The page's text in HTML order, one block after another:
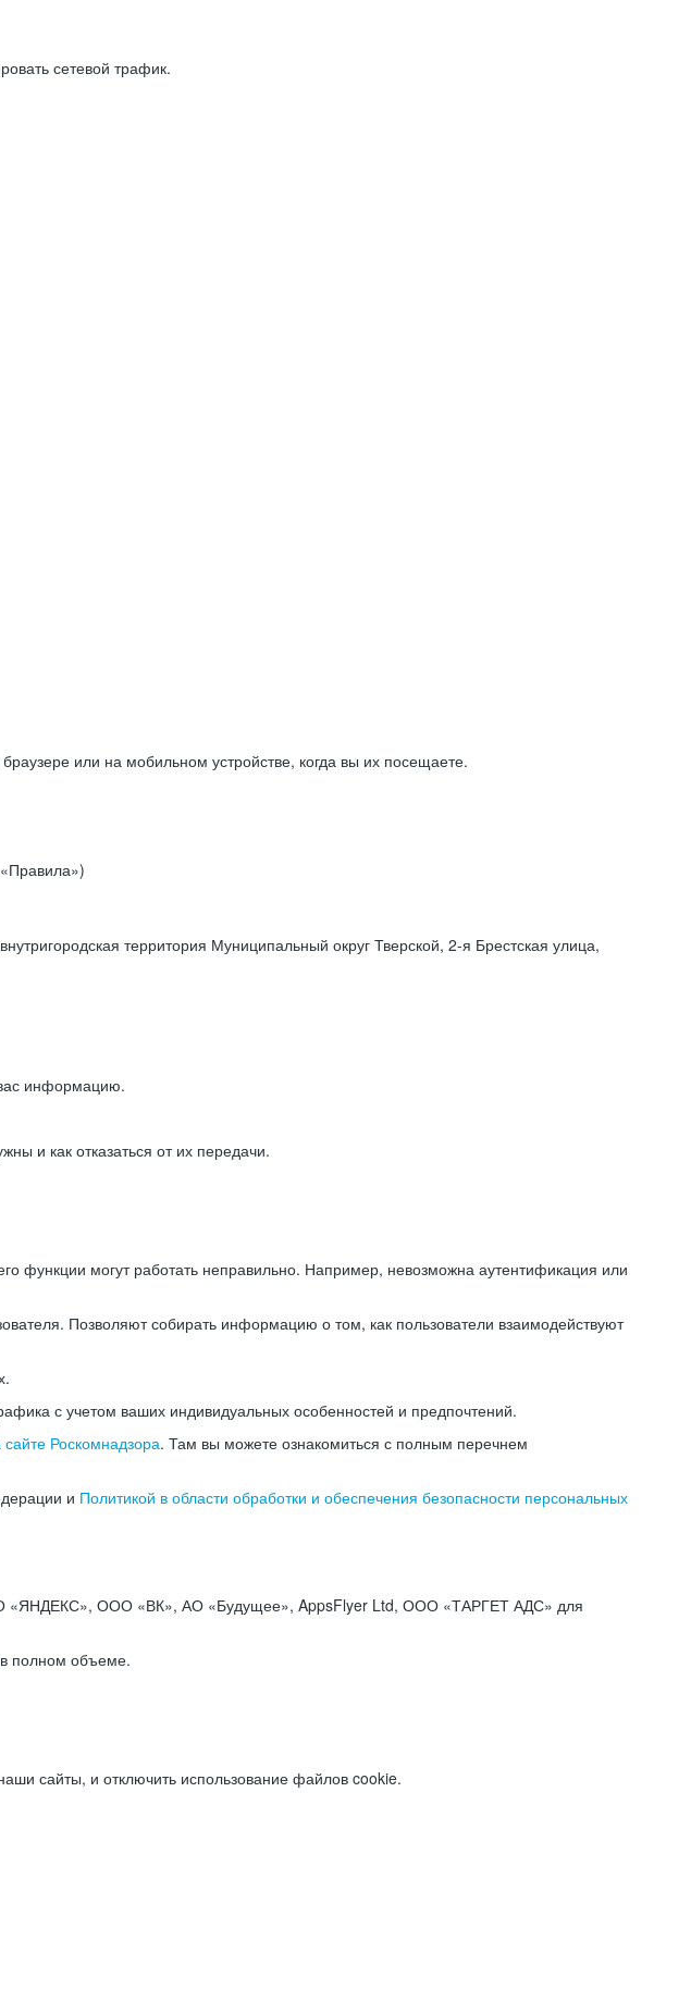
сетевой трафик.
или на мобильном устройстве, когда вы их посещаете.
территория Муниципальный округ Тверской, 2-я Брестская улица,
информацию.
и как отказаться от их передачи.
функции могут работать неправильно. Например, невозможна аутентификация или
Позволяют собирать информацию о том, как пользователи взаимодействуют
с учетом ваших индивидуальных особенностей и предпочтений.
Роскомнадзора. Там вы можете ознакомиться с полным перечнем
и Политикой в области обработки и обеспечения безопасности персональных
«ЯНДЕКС», ООО «ВК», АО «Будущее», AppsFlyer Ltd, ООО «ТАРГЕТ АДС» для
полном объеме.
сайты, и отключить использование файлов cookie.